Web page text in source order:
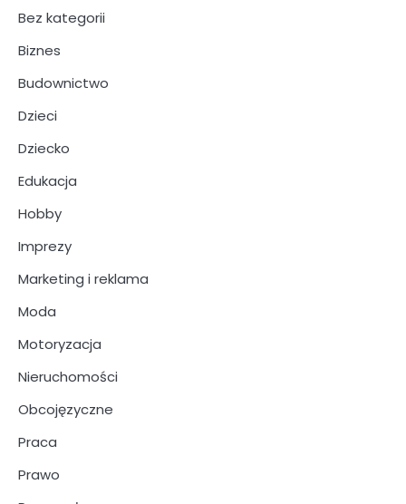
Bez kategorii
Biznes
Budownictwo
Dzieci
Dziecko
Edukacja
Hobby
Imprezy
Marketing i reklama
Moda
Motoryzacja
Nieruchomości
Obcojęzyczne
Praca
Prawo